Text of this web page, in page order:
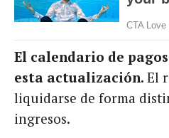
El calendario de
esta actualización. El
liquidarse de forma
ingresos.